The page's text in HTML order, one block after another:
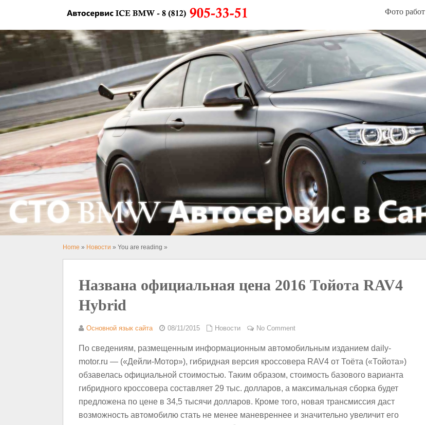
Фото работ
Home » Новости » You are reading »
Названа официальная цена 2016 Тойота RAV4
Hybrid
Основной язык сайта 08/11/2015 Новости No Comment
По сведениям, размещенным информационным автомобильным изданием daily-
motor.ru — («Дейли-Мотор»), гибридная версия кроссовера RAV4 от Тоёта («Тойота»)
обзавелась официальной стоимостью. Таким образом, стоимость базового варианта
гибридного кроссовера составляет 29 тыс. долларов, а максимальная сборка будет
предложена по цене в 34,5 тысячи долларов. Кроме того, новая трансмиссия даст
возможность автомобилю стать не менее маневреннее и значительно увеличит его